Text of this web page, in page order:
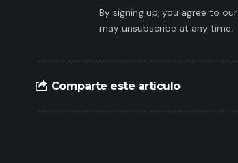
By signing up, you agree to our
may unsubscribe at any time.
Comparte este artículo